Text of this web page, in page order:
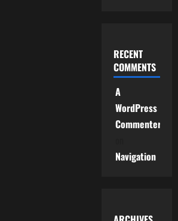
RECENT
COMMENTS
A
WordPress
Commenter
Navigation